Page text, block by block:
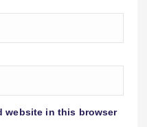
website in this browser